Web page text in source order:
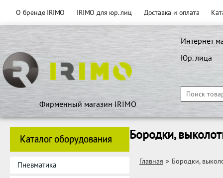
О бренде IRIMO IRIMO для юр. лиц Доставка и оплата
Фирменный магазин IRIMO
Интернет
Юр. лица
Каталог оборудования
Пневматика
Бородки,
Главная » Бородки,